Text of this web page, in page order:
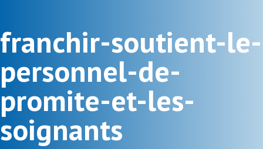
franchir-soutient-le-
personnel-de-
promite-et-les-
soignants